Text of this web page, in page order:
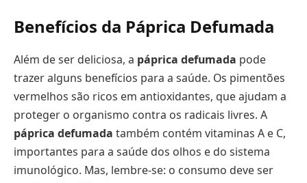
Benefícios da Páprica Defumada
Além de ser deliciosa, a páprica defumada pode
trazer alguns benefícios para a saúde. Os pimentões
vermelhos são ricos em antioxidantes, que ajudam a
proteger o organismo contra os radicais livres. A
páprica defumada também contém vitaminas A e C,
importantes para a saúde dos olhos e do sistema
imunológico. Mas, lembre-se: o consumo deve ser